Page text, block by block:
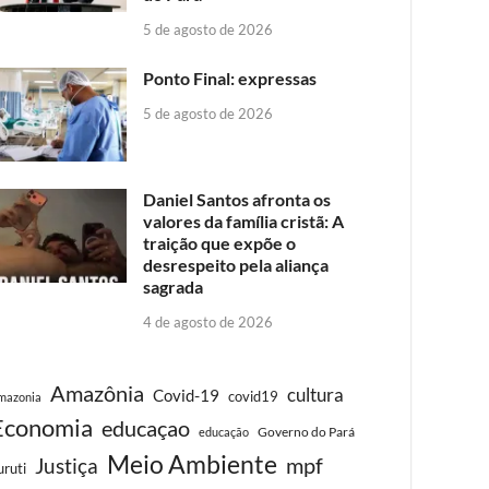
5 de agosto de 2026
Ponto Final: expressas
5 de agosto de 2026
Daniel Santos afronta os
valores da família cristã: A
traição que expõe o
desrespeito pela aliança
sagrada
4 de agosto de 2026
Amazônia Covid-19 covid19 cultura
educaçao educação Governo do Pará
Justiça Meio Ambiente mpf